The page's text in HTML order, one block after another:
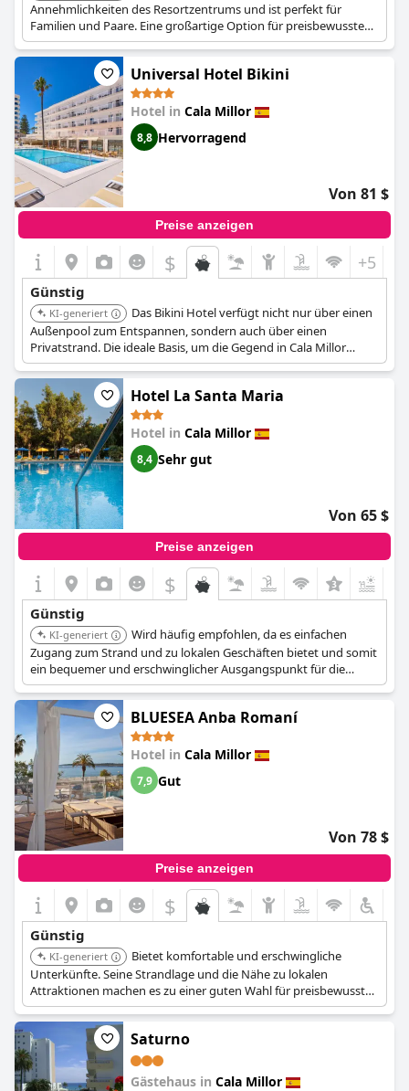
Annehmlichkeiten des Resortzentrums und ist perfekt für
Familien und Paare. Eine großartige Option für preisbewusste
Reisende.
Universal Hotel Bikini
Hotel in Cala Millor
8,8 Hervorragend
Von 81 $
Preise anzeigen
$ +5
Günstig
KI-generiert
Das Bikini Hotel verfügt nicht nur über einen
Außenpool zum Entspannen, sondern auch über einen
Privatstrand. Die ideale Basis, um die Gegend in Cala Millor
preisgünstig zu erkunden.
Hotel La Santa Maria
Hotel in Cala Millor
8,4 Sehr gut
Von 65 $
Preise anzeigen
$
Günstig
KI-generiert
Wird häufig empfohlen, da es einfachen
Zugang zum Strand und zu lokalen Geschäften bietet und somit
ein bequemer und erschwinglicher Ausgangspunkt für die
Erkundung von Cala Millor ist. Bietet komfortable Unterkünfte,
ohne das Budget zu sprengen.
BLUESEA Anba Romaní
Hotel in Cala Millor
7,9 Gut
Von 78 $
Preise anzeigen
$
Günstig
KI-generiert
Bietet komfortable und erschwingliche
Unterkünfte. Seine Strandlage und die Nähe zu lokalen
Attraktionen machen es zu einer guten Wahl für preisbewusste
Reisende. Bietet renovierte Zimmer und Meerblick.
Saturno
Gästehaus in Cala Millor